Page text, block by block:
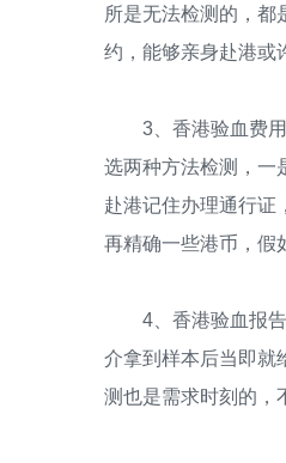
所是无法检测的，都
约，能够亲身赴港或
3、香港验血费用
选两种方法检测，一
赴港记住办理通行证
再精确一些港币，假
4、香港验血报告
介拿到样本后当即就
测也是需求时刻的，